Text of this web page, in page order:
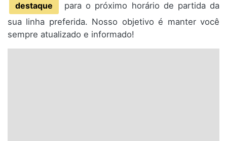
destaque
para o próximo horário de partida da
sua linha preferida. Nosso objetivo é manter você
sempre atualizado e informado!